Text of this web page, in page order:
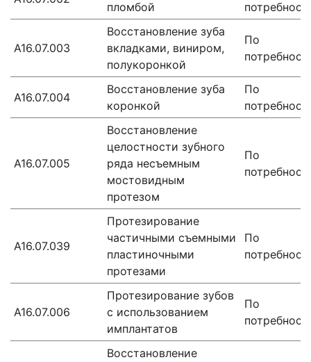
пломбой
A16.07.003
Восстановление зуба
вкладками, виниром,
полукоронкой
По
A16.07.004
Восстановление зуба
коронкой
По
А16.07.005
Восстановление
целостности зубного
ряда несъемным
мостовидным
протезом
По
А16.07.039
Протезирование
частичными съемными
пластиночными
протезами
По
А16.07.006
Протезирование зубов
с использованием
имплантатов
По
Восстановление